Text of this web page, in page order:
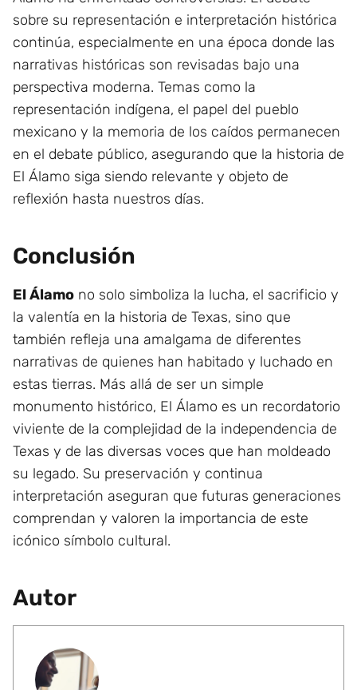
sobre su representación e interpretación histórica
continúa, especialmente en una época donde las
narrativas históricas son revisadas bajo una
perspectiva moderna. Temas como la
representación indígena, el papel del pueblo
mexicano y la memoria de los caídos permanecen
en el debate público, asegurando que la historia de
El Álamo siga siendo relevante y objeto de
reflexión hasta nuestros días.
Conclusión
El Álamo no solo simboliza la lucha, el sacrificio y
la valentía en la historia de Texas, sino que
también refleja una amalgama de diferentes
narrativas de quienes han habitado y luchado en
estas tierras. Más allá de ser un simple
monumento histórico, El Álamo es un recordatorio
viviente de la complejidad de la independencia de
Texas y de las diversas voces que han moldeado
su legado. Su preservación y continua
interpretación aseguran que futuras generaciones
comprendan y valoren la importancia de este
icónico símbolo cultural.
Autor